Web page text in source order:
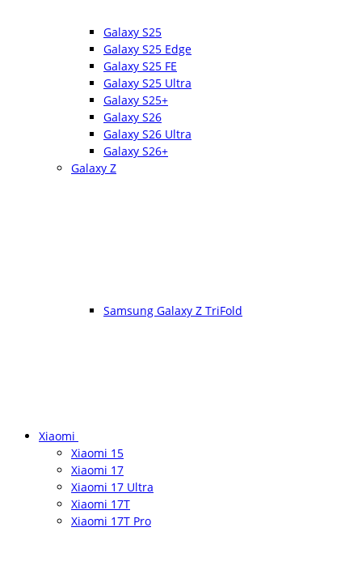
Galaxy S25
Galaxy S25 Edge
Galaxy S25 FE
Galaxy S25 Ultra
Galaxy S25+
Galaxy S26
Galaxy S26 Ultra
Galaxy S26+
Galaxy Z
Samsung Galaxy Z TriFold
Xiaomi
Xiaomi 15
Xiaomi 17
Xiaomi 17 Ultra
Xiaomi 17T
Xiaomi 17T Pro